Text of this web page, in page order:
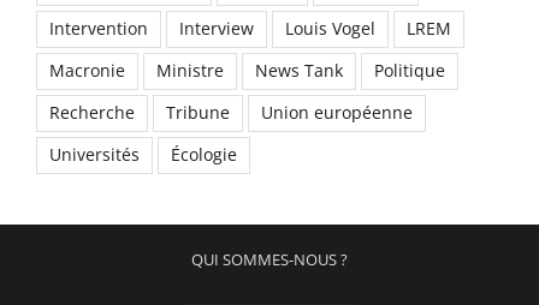
Intervention
Interview Louis Vogel
LREM
Macronie
Ministre News Tank
Politique
Recherche
Tribune
Union européenne
Universités
Écologie
QUI SOMMES-NOUS ?